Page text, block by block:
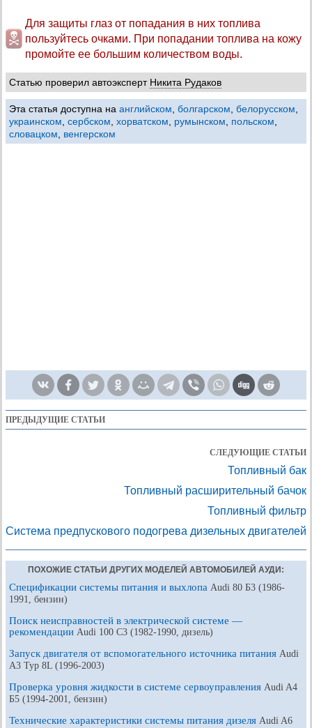
Для защиты глаз от попадания в них топлива
пользуйтесь очками. При попадании топлива на кожу
промойте ее большим количеством воды.
Статью проверил автоэксперт Никита Рудаков
Эта статья доступна на английском болгарском белорусском
украинском сербском хорватском румынском польском
словацком
венгерском
ПРЕДЫДУЩИЕ СТАТЬИ
СЛЕДУЮЩИЕ СТАТЬИ
Топливный бак
Топливный расширительный бачок
Топливный фильтр
Система предпускового подогрева дизельных двигателей
ПОХОЖИЕ СТАТЬИ ДРУГИХ МОДЕЛЕЙ АВТОМОБИЛЕЙ АУДИ:
Спецификации системы питания и выхлопа Audi 80 Б3 (1986-
1991, бензин)
Поиск неисправностей в электрической системе —
рекомендации Audi 100 С3 (1982-1990, дизель)
Запуск двигателя от вспомогательного источника питания Audi
A3 Typ 8L (1996-2003)
Проверка уровня жидкости в системе сервоуправления Audi A4
Б5 (1994-2001, бензин)
Технические характеристики системы питания дизеля Audi A6